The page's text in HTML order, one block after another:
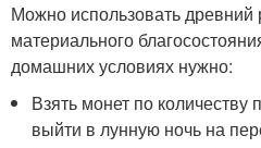
Можно использовать древний
материального
домашних условиях нужно:
Взять монет по количеству
выйти в лунную ночь на